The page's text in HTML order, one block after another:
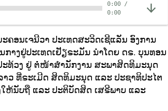
0:00 /
0:00
ຄອນເຈນີວາ ປະເທດສະວິດເຊີແລັນ ອົງການ
າງຢູ່ປະເທດເຢັຽຣະມັນ ນໍາໂດຍ ດຣ. ບຸນທອນ
ະທ້ວງ ຢູ່ ຕໍ່ໜ້າສໍານັກງານ ສະພາສິດທິມະນຸດ
ວ ທີ່ຣະເມີດ ສິດທິມະນຸດ ແລະ ປະຊາທິປະໄຕ
ໃຫ້ນັບຖື ແລະ ປະຕິບັດສິດ ເສຣີພາບ ແລະ